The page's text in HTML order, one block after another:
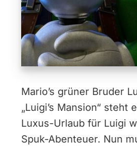
Mario’s grüner Bruder
„Luigi’s Mansion“
Luxus-Urlaub für Luigi
Spuk-Abenteuer. Nun